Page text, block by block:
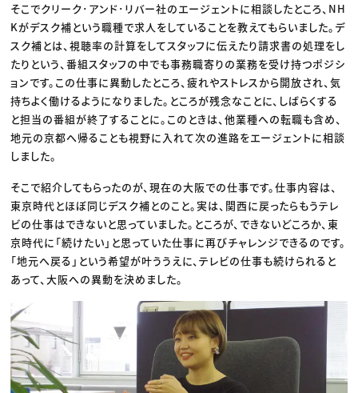
そこでクリーク･アンド･リバー社のエージェントに相談したところ、NH
Kがデスク補という職種で求人をしていることを教えてもらいました。デ
スク補とは、視聴率の計算をしてスタッフに伝えたり請求書の処理をし
たりという、番組スタッフの中でも事務職寄りの業務を受け持つポジシ
ョンです。この仕事に異動したところ、疲れやストレスから開放され、気
持ちよく働けるようになりました。ところが残念なことに、しばらくする
と担当の番組が終了することに。このときは、他業種への転職も含め、
地元の京都へ帰ることも視野に入れて次の進路をエージェントに相談
しました。
そこで紹介してもらったのが、現在の大阪での仕事です。仕事内容は、
東京時代とほぼ同じデスク補とのこと。実は、関西に戻ったらもうテレ
ビの仕事はできないと思っていました。ところが、できないどころか、東
京時代に「続けたい」と思っていた仕事に再びチャレンジできるのです。
「地元へ戻る」という希望が叶ううえに、テレビの仕事も続けられると
あって、大阪への異動を決めました。